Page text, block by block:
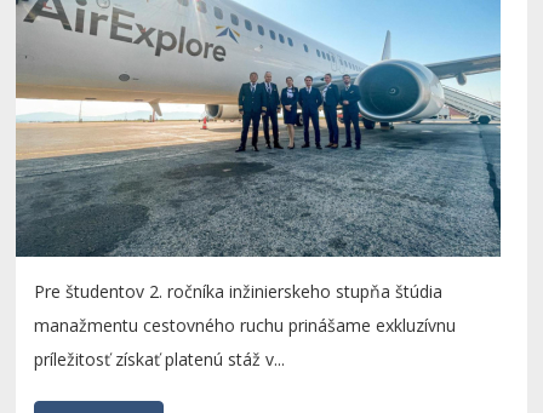
Pre študentov 2. ročníka inžinierskeho stupňa štúdia
manažmentu cestovného ruchu prinášame exkluzívnu
príležitosť získať platenú stáž v...